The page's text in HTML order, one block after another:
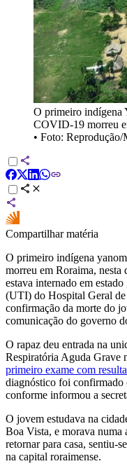
O primeiro indígena
COVID-19 morreu
• Foto:
Compartilhar matéria
O primeiro indígena
morreu em Roraima, nesta
estava internado em
(UTI) do Hospital Geral
confirmação da morte do
comunicação do governo
O rapaz deu entrada na
Respiratória Aguda Grave
primeiro exame com
diagnóstico foi
conforme informou a
O jovem estudava na
Boa Vista, e morava numa
retornar para casa, sentiu-
na capital roraimense.